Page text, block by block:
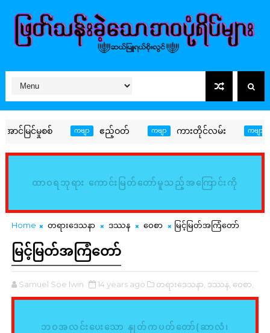
မှုစစ် ကဗျာ ဧည့်ဝတ် ကဗျာ ကားတိုင်လမ်း ကဗျာ တန်ဘို
ထာဝရဘုရား ကောင်းမြတ်တော်မူသည့်အကြောင်းကို
မြည်းစမ်း၍ သိမှတ်ကြလော့ (ဆာလံ၊ ၃၄:၈)
Home တရားဒေသနာ ဒဿန ဝေစာ မြင့်မြတ်အကြံတော်
မြင့်မြတ်အကြံတော်
Samuel Soe lwin 14 years ago တရားဒေသနာ, ဒဿန, ဝေစာ,
ဘဝအလင်းပေးသော နှုတ်ကပတ်တော်(ဆာလံ၊